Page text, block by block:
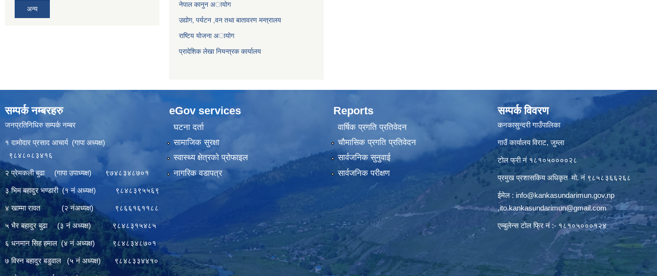
अन्य
नेपाल कानुन अायाेग
उद्योग, पर्यटन ,वन तथा बातावरण मन्त्रालय
राष्टिय याेजना अायोग
प्रादेशिक लेखा नियन्त्रक कार्यालय
सम्पर्क नम्बरहरु
जनप्रतिनिधिरु सम्पर्क नम्बर
१ दामोदार प्रसाद आचार्य (गापा अध्यक्ष)
९८४८०८३४१६
२ प्रेमकली बुढा (गापा उपाध्यक्ष) ९७४८३४८७०१
३ भिम बहादुर भण्डारी (१ नं अध्यक्ष) ९८४८३९५५६९
४ खाम्मा रावत (२ नंअध्यक्ष) ९८६६१६११८८
५ भैर बहादुर बुढा (३ नं अध्यक्ष) ९८४८३१५४८५
६ धनमान सिह हमाल (४ नं अध्यक्ष) ९८४८३४८७०१
७ विस्न बहादुर बडुवाल (५ नं अध्यक्ष) ९८४८३३४४१०
eGov services
घटना दर्ता
सामाजिक सुरक्षा
स्वास्थ्य क्षेत्रको प्रोफाइल
नागरिक वडापत्र
Reports
वार्षिक प्रगति प्रतिवेदन
चौमासिक प्रगति प्रतिवेदन
सार्वजनिक सुनुवाई
सार्वजनिक परीक्षण
सम्पर्क विवरण
कनकासुन्दरी गाउँपालिका
गाउँ कार्यालय विराट, जुम्ला
टोल फ्री नं १८१०५००००२८
प्रमुख प्रशासकिय अधिकृत मो. नं ९८५८३६६२६८
ईमेल : info@kankasundarimun.gov.np
,ito.kankasundarimun@gmail.com
एम्बुलेन्स टोल फ्रि नं :- १८१०५०००१२४